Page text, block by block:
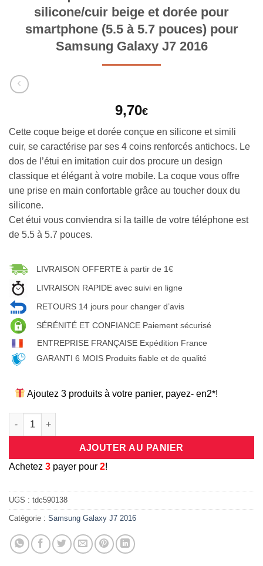
silicone/cuir beige et dorée pour
smartphone (5.5 à 5.7 pouces) pour
Samsung Galaxy J7 2016
9,70€
Cette coque beige et dorée conçue en silicone et simili
cuir, se caractérise par ses 4 coins renforcés antichocs. Le
dos de l’étui en imitation cuir dos procure un design
classique et élégant à votre mobile. La coque vous offre
une prise en main confortable grâce au toucher doux du
silicone.
Cet étui vous conviendra si la taille de votre téléphone est
de 5.5 à 5.7 pouces.
LIVRAISON OFFERTE à partir de 1€
LIVRAISON RAPIDE avec suivi en ligne
RETOURS 14 jours pour changer d’avis
SÉRÉNITÉ ET CONFIANCE Paiement sécurisé
ENTREPRISE FRANÇAISE Expédition France
GARANTI 6 MOIS Produits fiable et de qualité
Ajoutez 3 produits à votre panier, payez- en2*!
quantité de Coque universelle antichocs silicone/cuir beige
AJOUTER AU PANIER
Achetez 3 payer pour 2!
UGS : tdc590138
Catégorie : Samsung Galaxy J7 2016